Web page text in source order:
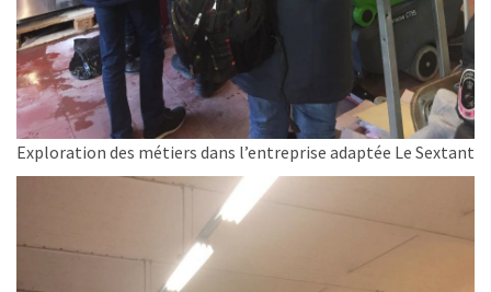
Exploration des métiers dans l’entreprise adaptée Le Sextant